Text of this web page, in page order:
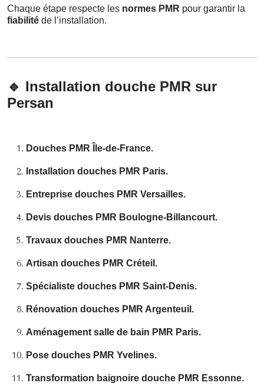
Chaque étape respecte les normes PMR pour garantir la
fiabilité de l’installation.
🔹 Installation douche PMR sur
Persan
Douches PMR Île-de-France.
Installation douches PMR Paris.
Entreprise douches PMR Versailles.
Devis douches PMR Boulogne-Billancourt.
Travaux douches PMR Nanterre.
Artisan douches PMR Créteil.
Spécialiste douches PMR Saint-Denis.
Rénovation douches PMR Argenteuil.
Aménagement salle de bain PMR Paris.
Pose douches PMR Yvelines.
Transformation baignoire douche PMR Essonne.